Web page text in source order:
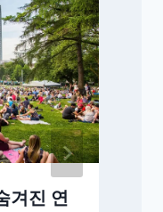
겨진 연